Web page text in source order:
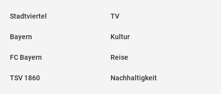
Stadtviertel
Bayern
FC Bayern
TSV 1860
TV
Kultur
Reise
Nachhaltigkeit